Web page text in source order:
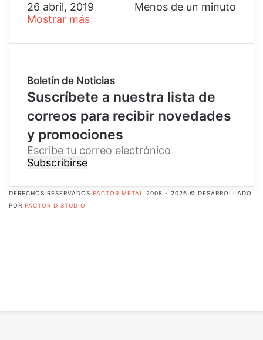
26 abril, 2019
Menos de un minuto
Mostrar más
Boletín de Noticias
Suscríbete a nuestra lista de
correos para recibir novedades
y promociones
E
s
r
e
DERECHOS RESERVADOS FACTOR METAL
2008 - 2026 © DESARROLLADO
POR FACTOR D STUDIO